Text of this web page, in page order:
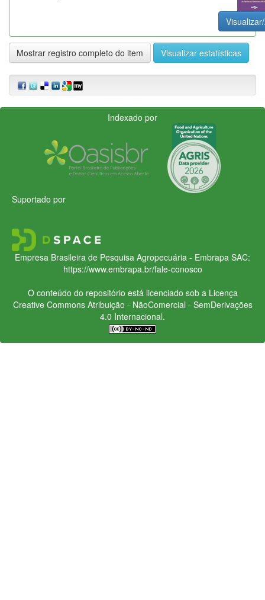
Mostrar registro completo do item Visualizar estatísticas
Indexado por
Suportado por
Empresa Brasileira de Pesquisa Agropecuária - Embrapa SAC:
https://www.embrapa.br/fale-conosco
O conteúdo do repositório está licenciado sob a Licença
Creative CommonsAtribuição - NãoComercial - SemDerivações
4.0 Internacional.